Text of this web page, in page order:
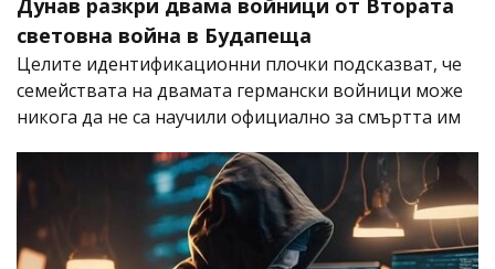
световна война в Будапеща
Целите идентификационни плочки подсказват, че
семействата на двамата германски войници може
никога да не са научили официално за смъртта им